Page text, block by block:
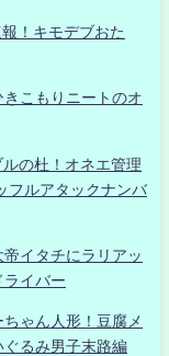
！キモデブおた
こもりニートのオ
の杜！オネエ管理
フルアタックナンバ
イタチにラリアッ
ライバー
ゃん人形！豆腐メ
るみ男子末路編